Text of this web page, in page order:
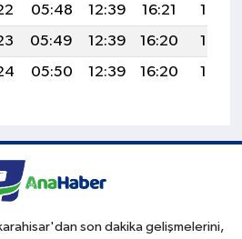
05:48 12:39 16:21
19:21
05:49 12:39 16:20
19:19
05:50 12:39 16:20 19:18
son dakika gelişmelerini,